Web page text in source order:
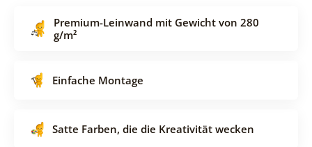
Premium-Leinwand mit Gewicht von 280
g/m²
Einfache Montage
Satte Farben, die die Kreativität wecken